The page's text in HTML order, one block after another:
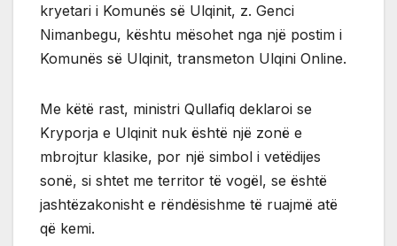
kryetari i Komunës së Ulqinit, z. Genci
Nimanbegu, kështu mësohet nga një postim i
Komunës së Ulqinit, transmeton Ulqini Online.
Me këtë rast, ministri Qullafiq deklaroi se
Kryporja e Ulqinit nuk është një zonë e
mbrojtur klasike, por një simbol i vetëdijes
sonë, si shtet me territor të vogël, se është
jashtëzakonisht e rëndësishme të ruajmë atë
që kemi.